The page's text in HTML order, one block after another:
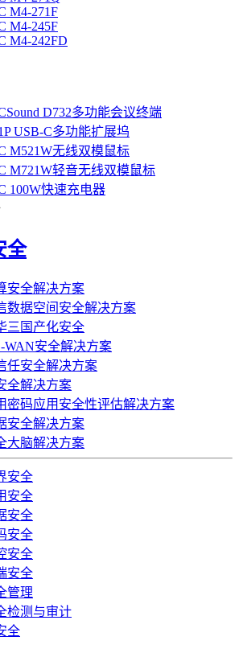
M4-271F
M4-245F
M4-242FD
D732多功能会议终端
USB-C多功能扩展坞
M521W无线双模鼠标
M721W轻音无线双模鼠标
100W快速充电器
全
安全解决方案
数据空间安全解决方案
三国产化安全
WAN安全解决方案
任安全解决方案
全解决方案
密码应用安全性评估解决方案
安全解决方案
大脑解决方案
安全
安全
安全
安全
安全
安全
管理
检测与审计
全